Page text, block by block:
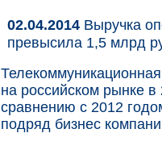
02.04.2014 Выручка
превысила 1,5 млрд
на российском рынке
сравнению с 2012
подряд бизнес